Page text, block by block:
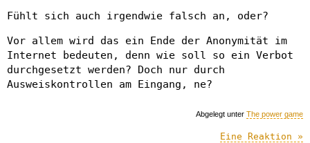
Fühlt sich auch irgendwie falsch an, oder?
Vor allem wird das ein Ende der Anonymität im
Internet bedeuten, denn wie soll so ein Verbot
durchgesetzt werden? Doch nur durch
Ausweiskontrollen am Eingang, ne?
Abgelegt unter The power game
Eine Reaktion »